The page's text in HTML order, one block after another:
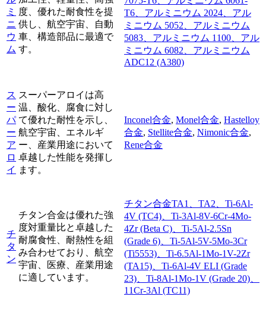
ミ
ニ
ウ
ム
度、優れた耐食性を提
供し、航空宇宙、自動
車、構造部品に最適で
す。
T6、アルミニウム 2024、アル
ミニウム 5052、アルミニウム
5083、アルミニウム 1100、アル
ミニウム 6082、アルミニウム
ADC12 (A380)
ス
ー
パ
ー
ア
ロ
イ
スーパーアロイは高
温、酸化、腐食に対し
て優れた耐性を示し、
航空宇宙、エネルギ
ー、産業用途において
卓越した性能を発揮し
ます。
Inconel合金, Monel合金, Hastelloy
合金, Stellite合金, Nimonic合金,
Rene合金
チ
タ
ン
チタン合金は優れた強
度対重量比と卓越した
耐腐食性、耐熱性を組
み合わせており、航空
宇宙、医療、産業用途
に適しています。
チタン合金TA1、TA2、Ti-6Al-
4V (TC4)、Ti-3Al-8V-6Cr-4Mo-
4Zr (Beta C)、Ti-5Al-2.5Sn
(Grade 6)、Ti-5Al-5V-5Mo-3Cr
(Ti5553)、Ti-6.5Al-1Mo-1V-2Zr
(TA15)、Ti-6Al-4V ELI (Grade
23)、Ti-8Al-1Mo-1V (Grade 20)、
11Cr-3Al (TC11)